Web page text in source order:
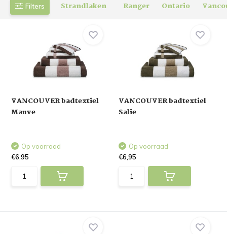
Filters Strandlaken Ranger Ontario
VANCOUVER badtextiel
Mauve
Op voorraad
€6,95
VANCOUVER badtextiel
Salie
Op voorraad
€6,95